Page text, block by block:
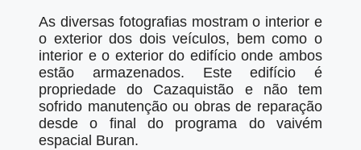
As diversas fotografias mostram o interior e
o exterior dos dois veículos, bem como o
interior e o exterior do edifício onde ambos
estão armazenados. Este edifício é
propriedade do Cazaquistão e não tem
sofrido manutenção ou obras de reparação
desde o final do programa do vaivém
espacial Buran.